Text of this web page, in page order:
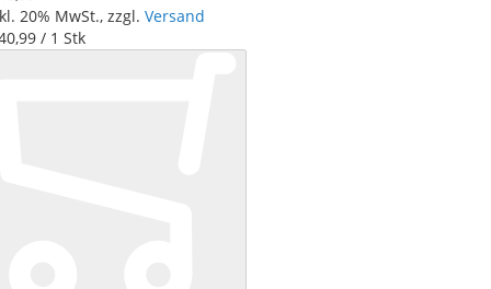
20% MwSt., zzgl. Versand
,99 / 1 Stk